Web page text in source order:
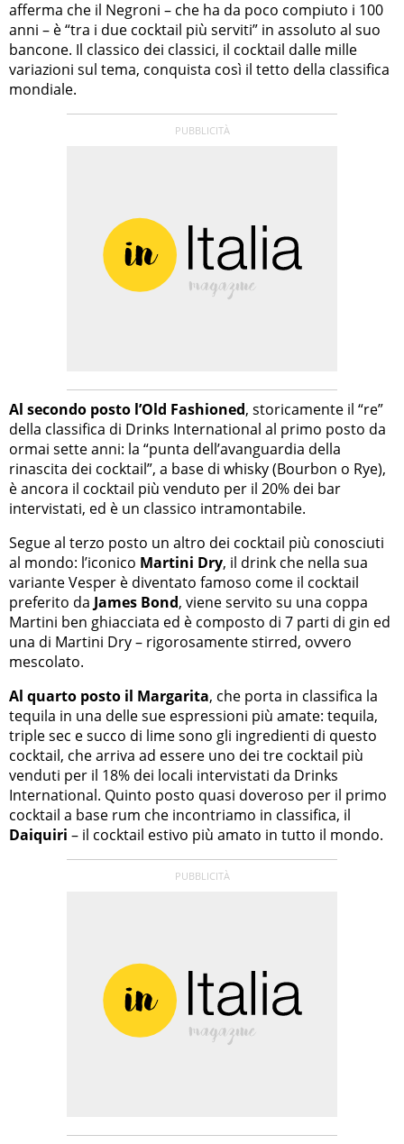
afferma che il Negroni – che ha da poco compiuto i 100
anni – è “tra i due cocktail più serviti” in assoluto al suo
bancone. Il classico dei classici, il cocktail dalle mille
variazioni sul tema, conquista così il tetto della classifica
mondiale.
Al secondo posto l’Old Fashioned, storicamente il “re”
della classifica di Drinks International al primo posto da
ormai sette anni: la “punta dell’avanguardia della
rinascita dei cocktail”, a base di whisky (Bourbon o Rye),
è ancora il cocktail più venduto per il 20% dei bar
intervistati, ed è un classico intramontabile.
Segue al terzo posto un altro dei cocktail più conosciuti
al mondo: l’iconico Martini Dry, il drink che nella sua
variante Vesper è diventato famoso come il cocktail
preferito da James Bond, viene servito su una coppa
Martini ben ghiacciata ed è composto di 7 parti di gin ed
una di Martini Dry – rigorosamente stirred, ovvero
mescolato.
Al quarto posto il Margarita, che porta in classifica la
tequila in una delle sue espressioni più amate: tequila,
triple sec e succo di lime sono gli ingredienti di questo
cocktail, che arriva ad essere uno dei tre cocktail più
venduti per il 18% dei locali intervistati da Drinks
International. Quinto posto quasi doveroso per il primo
cocktail a base rum che incontriamo in classifica, il
Daiquiri – il cocktail estivo più amato in tutto il mondo.